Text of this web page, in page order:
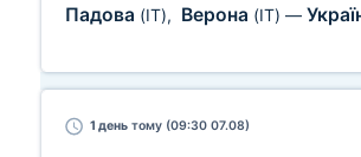
Падова (IT), Верона (IT) —
1 день тому (09:30 07.08)